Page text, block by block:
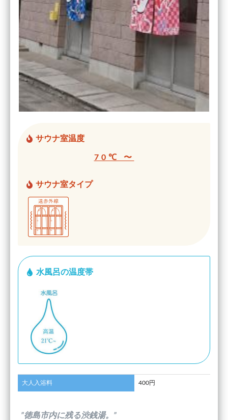
サウナ室温度
70℃ 〜
サウナ室タイプ
水風呂の温度帯
大人入浴料 400円
”徳島市内に残る渋銭湯。”